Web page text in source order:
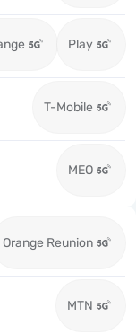
Play
T-Mobile
MEO
Orange Reunion
MTN